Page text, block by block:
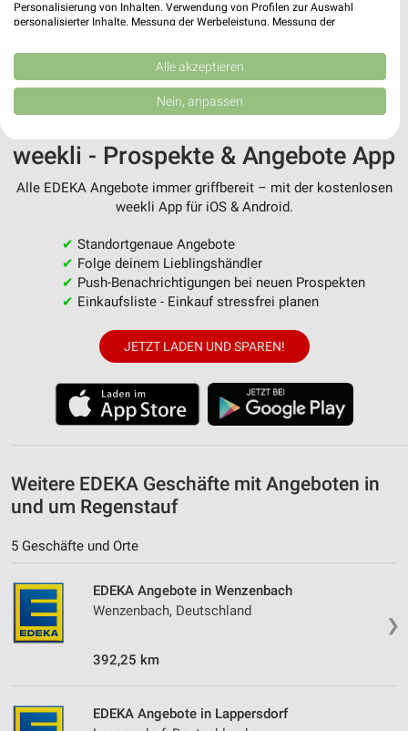
MEHR PROSPEKTE
weekli - Prospekte & Angebote App
Alle EDEKA Angebote immer griffbereit – mit der kostenlosen
weekli App für iOS & Android.
✔ Standortgenaue Angebote
✔ Folge deinem Lieblingshändler
✔ Push-Benachrichtigungen bei neuen Prospekten
✔ Einkaufsliste - Einkauf stressfrei planen
JETZT LADEN UND SPAREN!
Weitere EDEKA Geschäfte mit Angeboten in
und um Regenstauf
5 Geschäfte und Orte
❯
EDEKA Angebote in Wenzenbach
Wenzenbach, Deutschland
392,25 km
EDEKA Angebote in Lappersdorf
Personalisierung von Inhalten. Verwendung von Profilen zur Auswahl
personalisierter Inhalte. Messung der Werbeleistung. Messung der
Kombinationen von Daten aus verschiedenen Quellen. Entwicklung und
Verbesserung der Angebote. Verwendung reduzierter Daten zur Auswahl
von Inhalten.
Daten können außerhalb der Europäischen Union weitergegeben und in die
USA gesendet werden.
Website/App.
Partnerliste anzeigen (1 IAB-Anbieter)
Wir nutzen Ihre Daten für folgende Zwecke:
IAB-Verarbeitungszwecke:
Speichern von oder Zugriff auf Informationen
auf einem Endgerät
Verwendung reduzierter Daten zur Auswahl von
Werbeanzeigen
Erstellung von Profilen für personalisierte
Verwendung von Profilen zur Auswahl
personalisierter Werbung
Verwendung von Profilen zur Auswahl
personalisierter Inhalte
Messung der Performance von Inhalten
Analyse von Zielgruppen durch Statistiken oder
Alle akzeptieren
Nein, anpassen